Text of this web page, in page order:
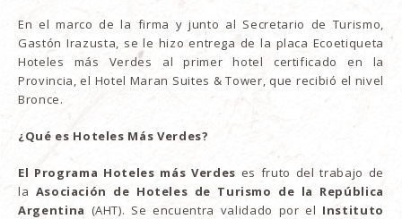
En el marco de la firma y junto al Secretario de Turismo,
Gastón Irazusta, se le hizo entrega de la placa Ecoetiqueta
Hoteles más Verdes al primer hotel certificado en la
Provincia, el Hotel Maran Suites & Tower, que recibió el nivel
Bronce.
¿Qué es Hoteles Más Verdes?
El Programa Hoteles más Verdes es fruto del trabajo de
la Asociación de Hoteles de Turismo de la República
Argentina (AHT). Se encuentra validado por el Instituto